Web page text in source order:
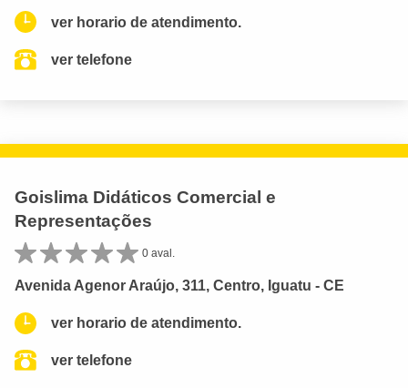
ver horario de atendimento.
ver telefone
Goislima Didáticos Comercial e
Representações
0 aval.
Avenida Agenor Araújo, 311, Centro, Iguatu - CE
ver horario de atendimento.
ver telefone